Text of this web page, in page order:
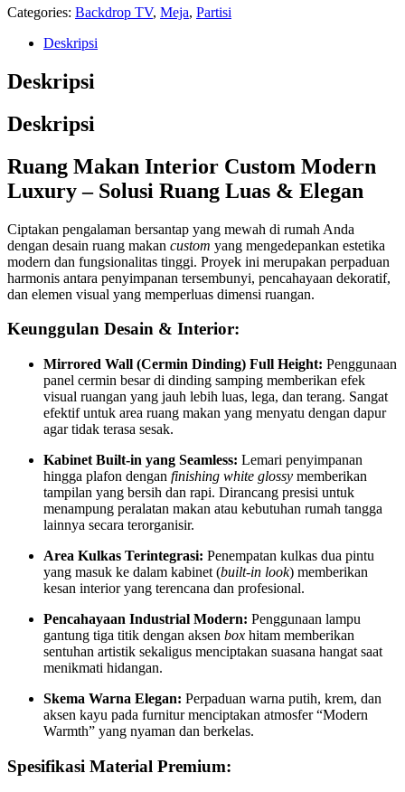
Categories: Backdrop TV, Meja, Partisi
Deskripsi
Deskripsi
Deskripsi
Ruang Makan Interior Custom Modern
Luxury – Solusi Ruang Luas & Elegan
Ciptakan pengalaman bersantap yang mewah di rumah Anda
dengan desain ruang makan custom yang mengedepankan estetika
modern dan fungsionalitas tinggi. Proyek ini merupakan perpaduan
harmonis antara penyimpanan tersembunyi, pencahayaan dekoratif,
dan elemen visual yang memperluas dimensi ruangan.
Keunggulan Desain & Interior:
Mirrored Wall (Cermin Dinding) Full Height: Penggunaan
panel cermin besar di dinding samping memberikan efek
visual ruangan yang jauh lebih luas, lega, dan terang. Sangat
efektif untuk area ruang makan yang menyatu dengan dapur
agar tidak terasa sesak.
Kabinet Built-in yang Seamless: Lemari penyimpanan
hingga plafon dengan finishing white glossy memberikan
tampilan yang bersih dan rapi. Dirancang presisi untuk
menampung peralatan makan atau kebutuhan rumah tangga
lainnya secara terorganisir.
Area Kulkas Terintegrasi: Penempatan kulkas dua pintu
yang masuk ke dalam kabinet (built-in look) memberikan
kesan interior yang terencana dan profesional.
Pencahayaan Industrial Modern: Penggunaan lampu
gantung tiga titik dengan aksen box hitam memberikan
sentuhan artistik sekaligus menciptakan suasana hangat saat
menikmati hidangan.
Skema Warna Elegan: Perpaduan warna putih, krem, dan
aksen kayu pada furnitur menciptakan atmosfer “Modern
Warmth” yang nyaman dan berkelas.
Spesifikasi Material Premium: